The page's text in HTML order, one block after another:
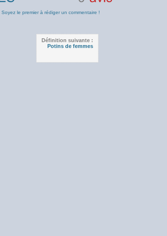
Soyez le premier à rédiger un commentaire !
Définition suivante :
Potins de femmes